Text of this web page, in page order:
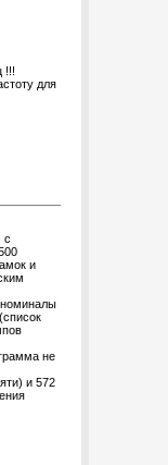
!!!
для
с
и
номиналы
не
и 572